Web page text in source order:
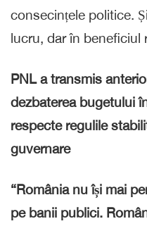
consecințele politice.
lucru, dar în beneficiul
PNL a transmis
dezbaterea bugetului
respecte regulile
guvernare
“România nu își mai
pe banii publici.